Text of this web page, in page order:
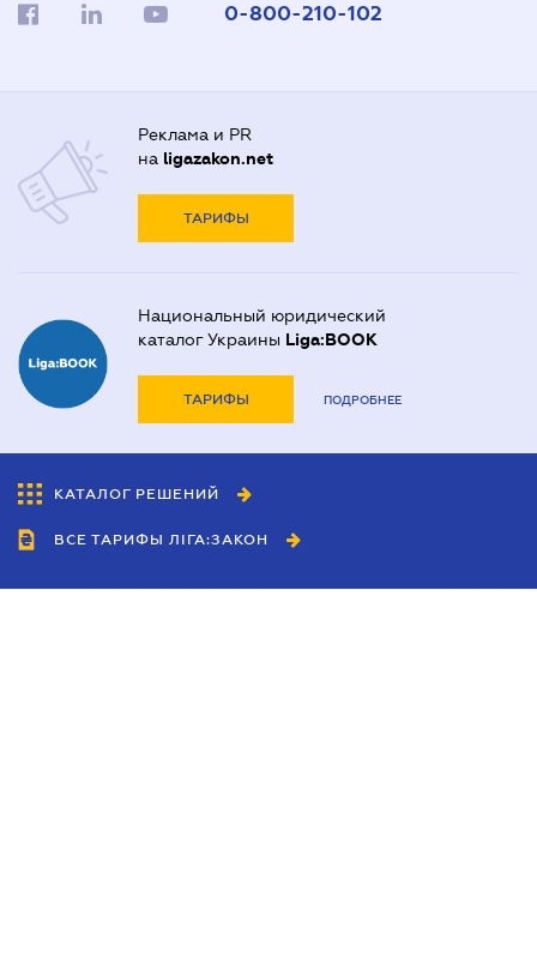
0-800-210-102
Реклама и PR
на ligazakon.net
ТАРИФЫ
Национальный юридический
каталог Украины Liga:BOOK
ТАРИФЫ ПОДРОБНЕЕ
КАТАЛОГ РЕШЕНИЙ
ВСЕ ТАРИФЫ ЛІГА:ЗАКОН